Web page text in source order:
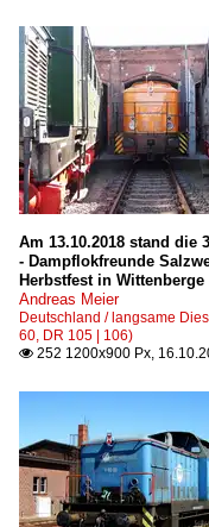
Am 13.10.2018 stand die
- Dampflokfreunde
Herbstfest in Wittenberge
Andreas Meier
Deutschland / langsame
60, DR 105 | 106)
 252 1200x900 Px,